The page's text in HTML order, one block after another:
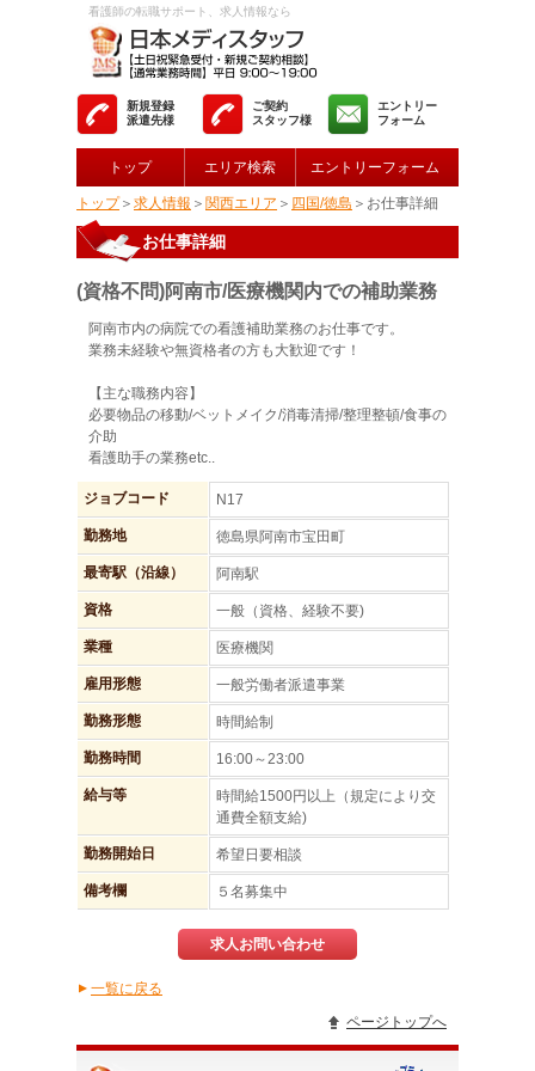
看護師の転職サポート、求人情報なら
新規登録
派遣先様
ご契約
スタッフ様
エントリー
フォーム
トップ エリア検索 エントリーフォーム
トップ＞ 求人情報 ＞ 関西エリア ＞ 四国/徳島 ＞お仕事詳細
お仕事詳細
(資格不問)阿南市/医療機関内での補助業務
阿南市内の病院での看護補助業務のお仕事です。
業務未経験や無資格者の方も大歓迎です！
【主な職務内容】
必要物品の移動/ベットメイク/消毒清掃/整理整頓/食事の
介助
看護助手の業務etc..
ジョブコード N17
勤務地 徳島県阿南市宝田町
最寄駅（沿線） 阿南駅
資格 一般（資格、経験不要)
業種 医療機関
雇用形態 一般労働者派遣事業
勤務形態 時間給制
勤務時間 16:00～23:00
給与等
時間給1500円以上（規定により交
通費全額支給)
勤務開始日 希望日要相談
備考欄 ５名募集中
求人お問い合わせ
▲一覧に戻る
ページトップへ